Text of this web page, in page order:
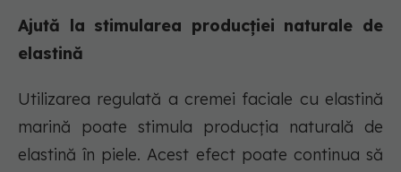
Ajută la stimularea producției naturale de
elastină
Utilizarea regulată a cremei faciale cu elastină
marină poate stimula producția naturală de
elastină în piele. Acest efect poate continua să